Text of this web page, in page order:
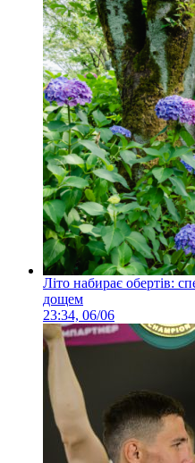
Літо набирає обертів:
дощем
23:34, 06/06